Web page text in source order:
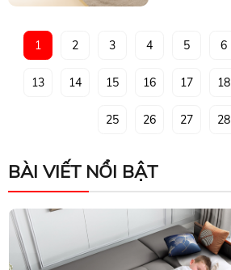
1 2 3 4 5 6
13 14 15 16 17 18
25 26 27 28
BÀI VIẾT NỔI BẬT